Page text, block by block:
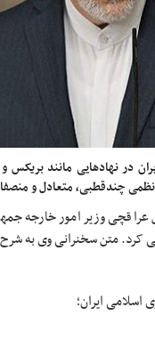
در نهادهایی مانند بریکس
چندقطبی، متعادل و
وزیر امور خارجه
کرد. متن سخنرانی وی به
ایران؛